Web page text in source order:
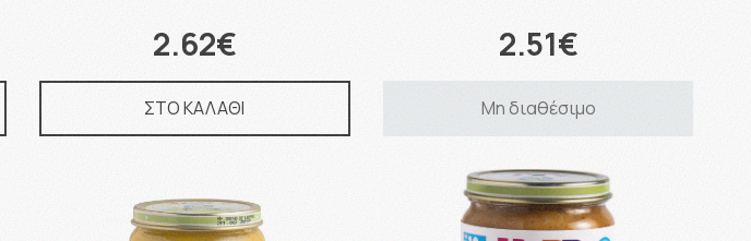
2.62€
ΣΤΟ ΚΑΛΑΘΙ
2.51€
Μη διαθέσιμο